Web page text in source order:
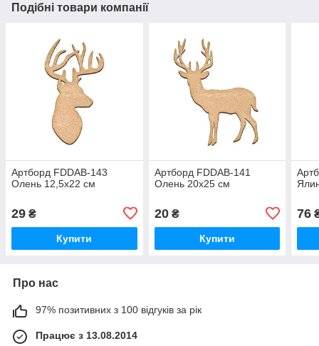
Подібні товари компанії
Артборд FDDAB-143
Олень 12,5х22 см
29 ₴
Купити
Артборд FDDAB-141
Олень 20х25 см
20₴
Купити
76
Про нас
97% позитивних з 100 відгуків за рік
Працює з 13.08.2014